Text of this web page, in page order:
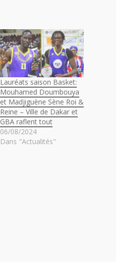
Lauréats saison Basket:
Mouhamed Doumbouya
et Madjiguène Sène Roi &
Reine – Ville de Dakar et
GBA raflent tout
06/08/2024
Dans "Actualités"